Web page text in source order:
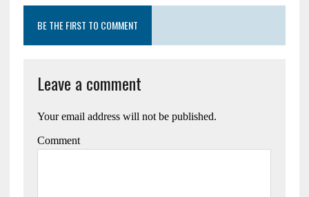
BE THE FIRST TO COMMENT
Leave a comment
Your email address will not be published.
Comment